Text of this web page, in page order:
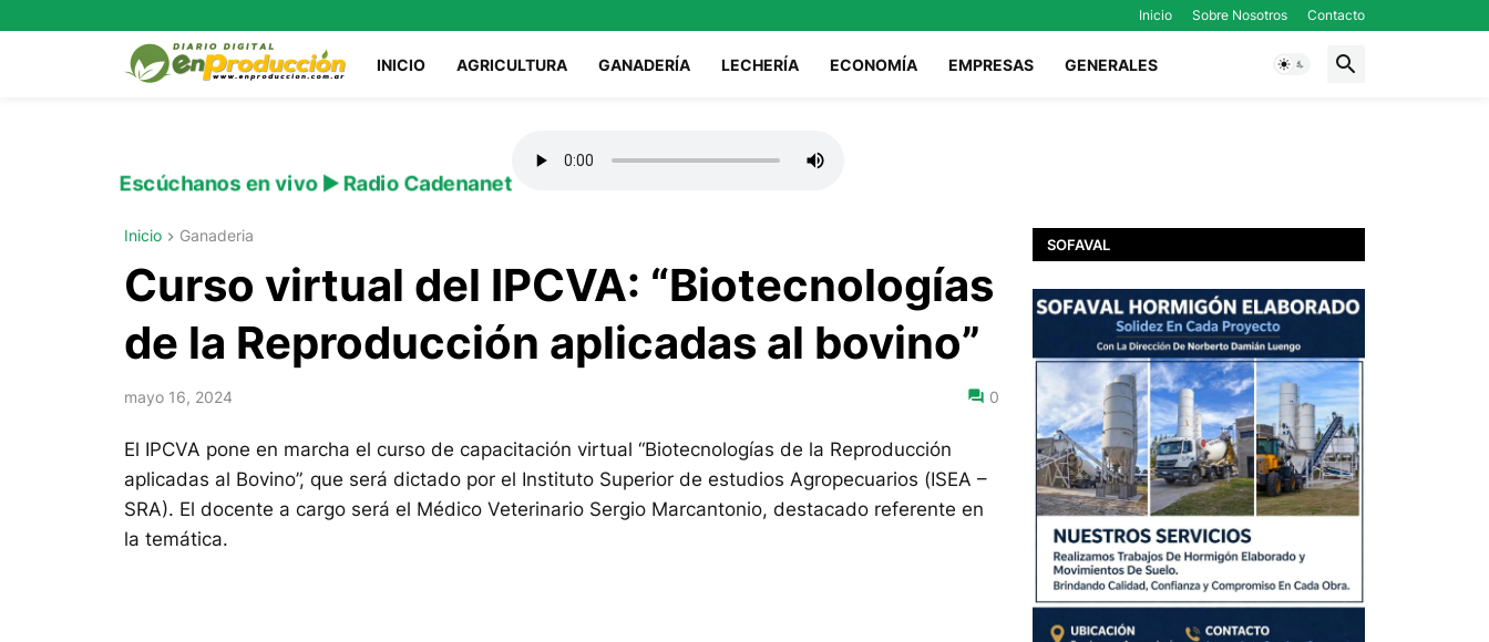
Inicio Sobre Nosotros Contacto
INICIO AGRICULTURA GANADERÍA LECHERÍA ECONOMÍA EMPRESAS GENERALES
Escúchanos en vivo ▶️ Radio Cadenanet
Inicio Ganaderia
Curso virtual del IPCVA: “Biotecnologías
de la Reproducción aplicadas al bovino”
mayo 16, 2024 0
El IPCVA pone en marcha el curso de capacitación virtual “Biotecnologías de la Reproducción
aplicadas al Bovino”, que será dictado por el Instituto Superior de estudios Agropecuarios (ISEA –
SRA). El docente a cargo será el Médico Veterinario Sergio Marcantonio, destacado referente en
la temática.
SOFAVAL